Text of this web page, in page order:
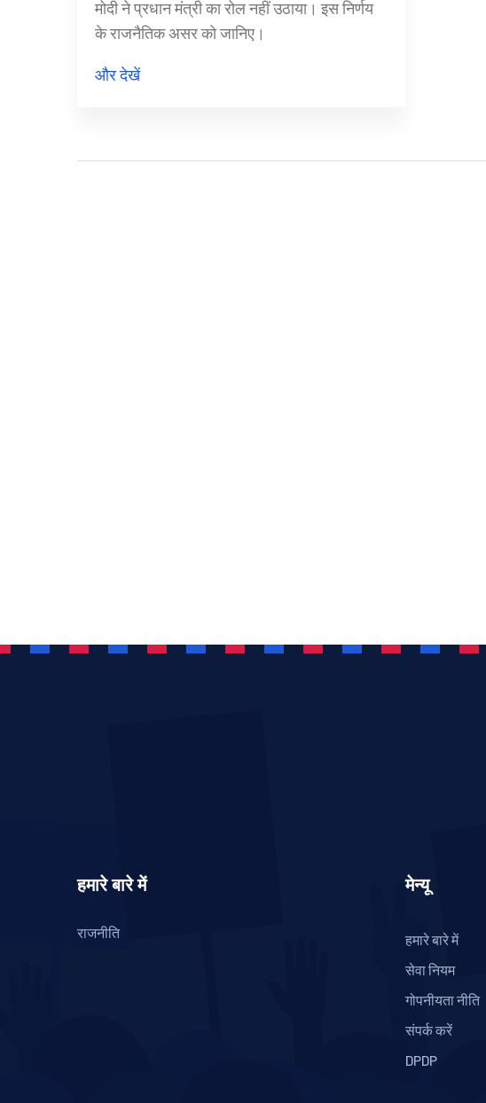
मोदी ने प्रधान मंत्री का रोल नहीं उठाया। इस निर्णय
के राजनैतिक असर को जानिए।
और देखें
हमारे बारे में
राजनीति
मेन्यू
हमारे बारे में
सेवा नियम
गोपनीयता नीति
संपर्क करें
DPDP